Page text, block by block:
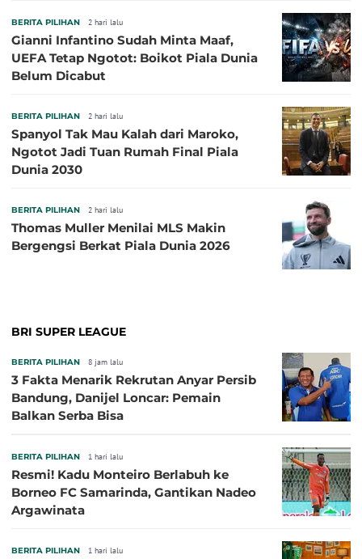
BERITA PILIHAN 2 hari lalu
Gianni Infantino Sudah Minta Maaf,
UEFA Tetap Ngotot: Boikot Piala Dunia
Belum Dicabut
BERITA PILIHAN 2 hari lalu
Spanyol Tak Mau Kalah dari Maroko,
Ngotot Jadi Tuan Rumah Final Piala
Dunia 2030
BERITA PILIHAN 2 hari lalu
Thomas Muller Menilai MLS Makin
Bergengsi Berkat Piala Dunia 2026
BRI SUPER LEAGUE
BERITA PILIHAN 8 jam lalu
3 Fakta Menarik Rekrutan Anyar Persib
Bandung, Danijel Loncar: Pemain
Balkan Serba Bisa
BERITA PILIHAN 1 hari lalu
Resmi! Kadu Monteiro Berlabuh ke
Borneo FC Samarinda, Gantikan Nadeo
Argawinata
BERITA PILIHAN 1 hari lalu